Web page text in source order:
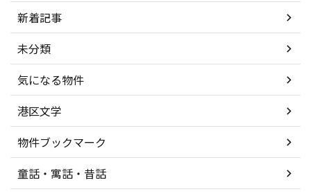
新着記事
未分類
気になる物件
港区文学
物件ブックマーク
童話・寓話・昔話